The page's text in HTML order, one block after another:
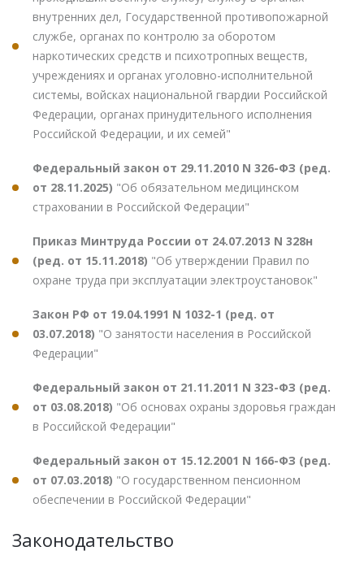
внутренних дел, Государственной противопожарной
службе, органах по контролю за оборотом
наркотических средств и психотропных веществ,
учреждениях и органах уголовно-исполнительной
системы, войсках национальной гвардии Российской
Федерации, органах принудительного исполнения
Российской Федерации, и их семей"
Федеральный закон от 29.11.2010 N 326-ФЗ (ред.
от 28.11.2025) "Об обязательном медицинском
страховании в Российской Федерации"
Приказ Минтруда России от 24.07.2013 N 328н
(ред. от 15.11.2018) "Об утверждении Правил по
охране труда при эксплуатации электроустановок"
Закон РФ от 19.04.1991 N 1032-1 (ред. от
03.07.2018) "О занятости населения в Российской
Федерации"
Федеральный закон от 21.11.2011 N 323-ФЗ (ред.
от 03.08.2018) "Об основах охраны здоровья граждан
в Российской Федерации"
Федеральный закон от 15.12.2001 N 166-ФЗ (ред.
от 07.03.2018) "О государственном пенсионном
обеспечении в Российской Федерации"
Законодательство